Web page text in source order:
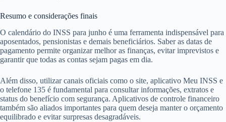
Resumo e considerações finais
O calendário do INSS para junho é uma ferramenta indispensável para
aposentados, pensionistas e demais beneficiários. Saber as datas de
pagamento permite organizar melhor as finanças, evitar imprevistos e
garantir que todas as contas sejam pagas em dia.
Além disso, utilizar canais oficiais como o site, aplicativo Meu INSS e
o telefone 135 é fundamental para consultar informações, extratos e
status do benefício com segurança. Aplicativos de controle financeiro
também são aliados importantes para quem deseja manter o orçamento
equilibrado e evitar surpresas desagradáveis.